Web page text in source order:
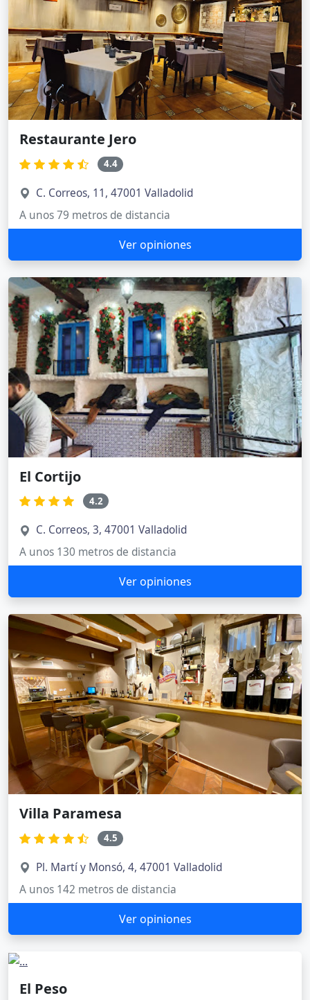
Restaurante Jero
4.4
C. Correos, 11, 47001 Valladolid
A unos 79 metros de distancia
Ver opiniones
El Cortijo
4.2
C. Correos, 3, 47001 Valladolid
A unos 130 metros de distancia
Ver opiniones
Villa Paramesa
4.5
Pl. Martí y Monsó, 4, 47001 Valladolid
A unos 142 metros de distancia
Ver opiniones
El Peso